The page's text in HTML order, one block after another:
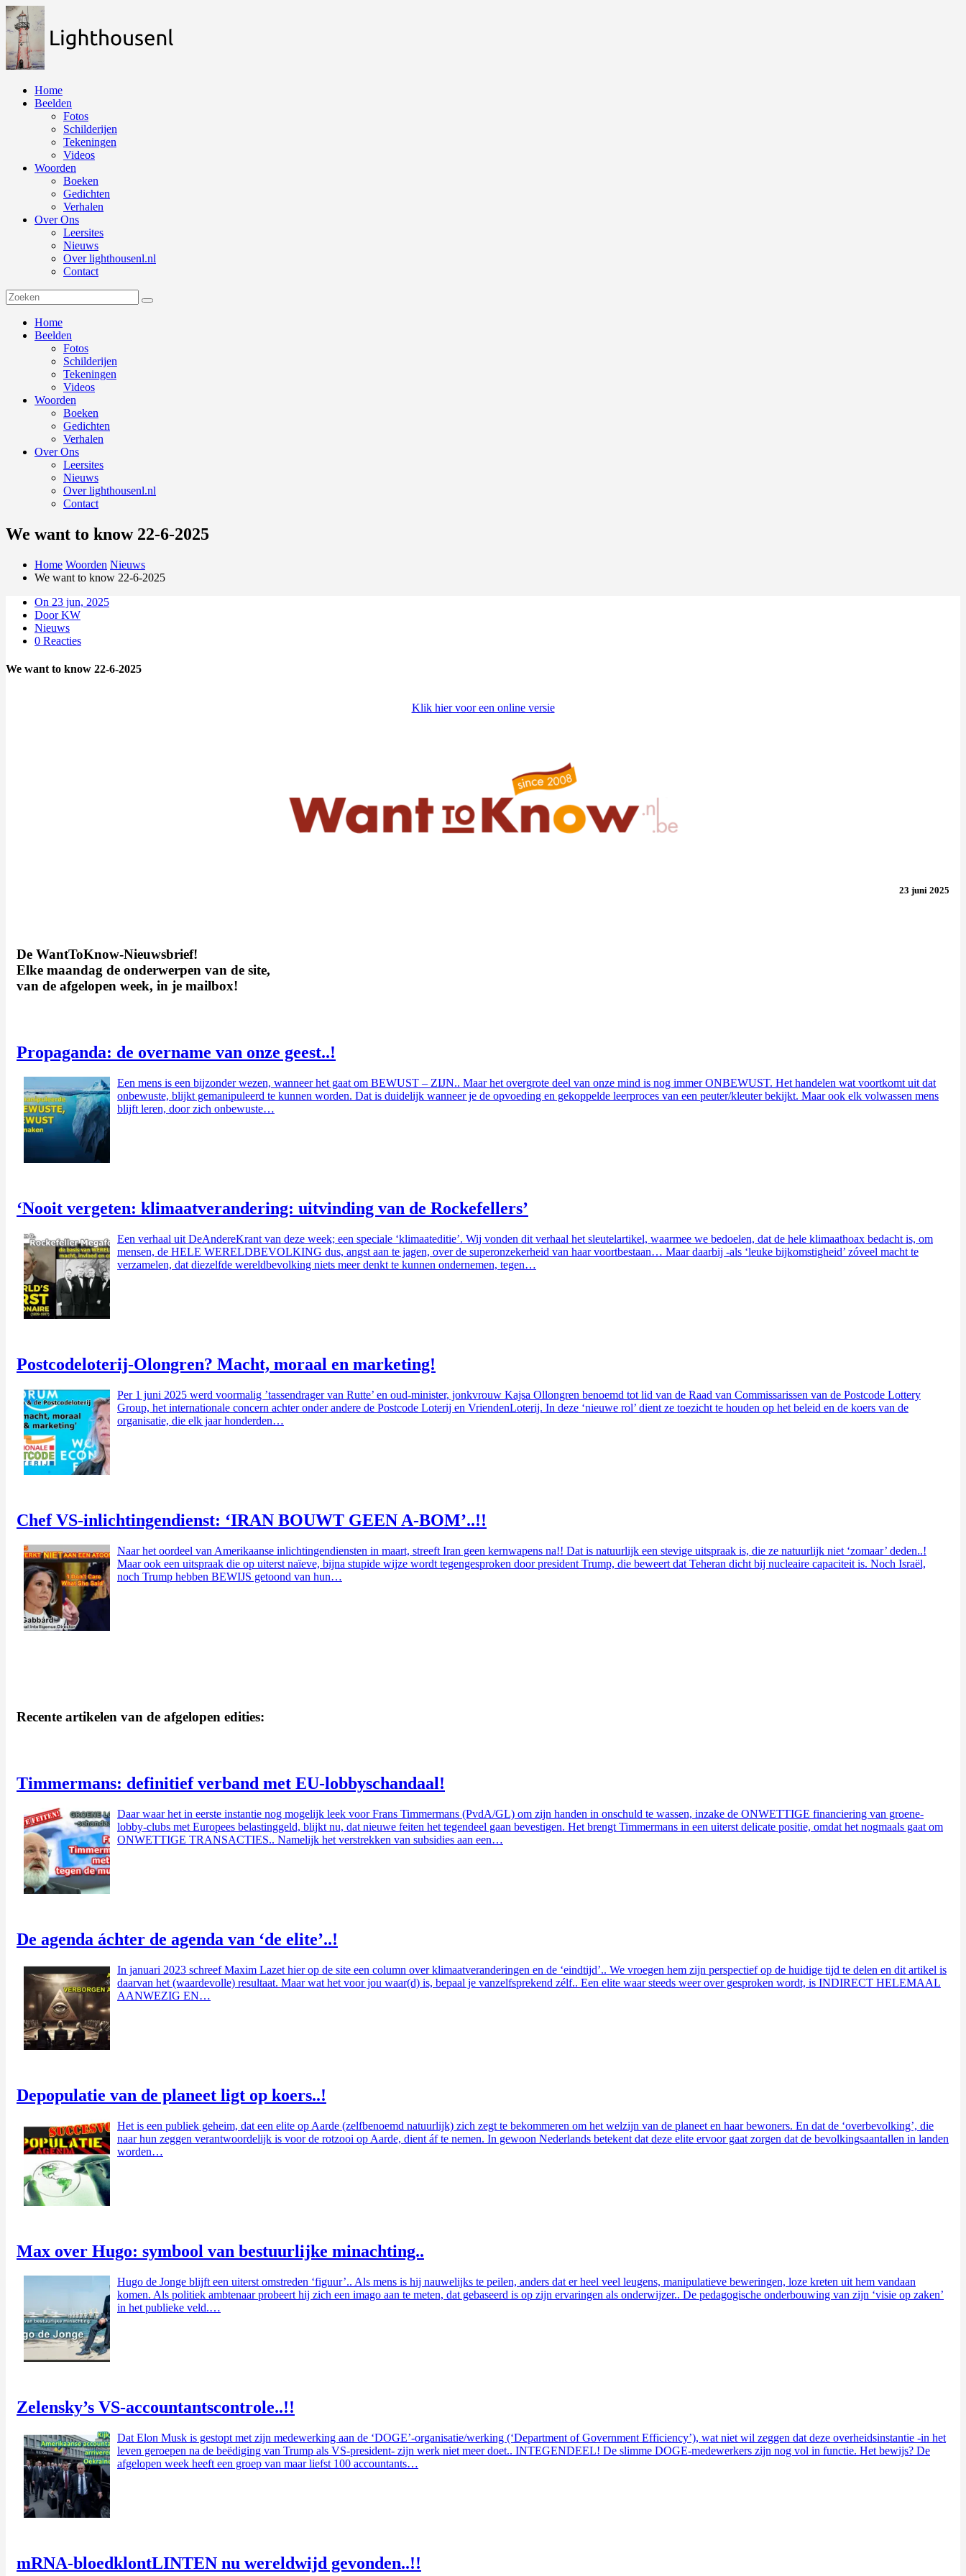
Naar
de
inhoud
springen
Home
Beelden
Fotos
Schilderijen
Tekeningen
Videos
Woorden
Boeken
Gedichten
Verhalen
Over Ons
Leersites
Nieuws
Over lighthousenl.nl
Contact
Home
Beelden
Fotos
Schilderijen
Tekeningen
Videos
Woorden
Boeken
Gedichten
Verhalen
Over Ons
Leersites
Nieuws
Over lighthousenl.nl
Contact
We want to know 22-6-2025
Home Woorden Nieuws
We want to know 22-6-2025
On 23 jun, 2025
Door KW
Nieuws
0 Reacties
We want to know 22-6-2025
Klik hier voor een online versie
23 juni 2025
De WantToKnow-Nieuwsbrief!
Elke maandag de onderwerpen van de site,
van de afgelopen week, in je mailbox!
Propaganda: de overname van onze geest..!
Een mens is een bijzonder wezen, wanneer het gaat om BEWUST – ZIJN.. Maar het overgrote deel van onze mind is nog immer ONBEWUST. Het handelen wat voortkomt uit dat
onbewuste, blijkt gemanipuleerd te kunnen worden. Dat is duidelijk wanneer je de opvoeding en gekoppelde leerproces van een peuter/kleuter bekijkt. Maar ook elk volwassen mens
blijft leren, door zich onbewuste…
‘Nooit vergeten: klimaatverandering: uitvinding van de Rockefellers’
Een verhaal uit DeAndereKrant van deze week; een speciale ‘klimaateditie’. Wij vonden dit verhaal het sleutelartikel, waarmee we bedoelen, dat de hele klimaathoax bedacht is, om
mensen, de HELE WERELDBEVOLKING dus, angst aan te jagen, over de superonzekerheid van haar voortbestaan… Maar daarbij -als ‘leuke bijkomstigheid’ zóveel macht te
verzamelen, dat diezelfde wereldbevolking niets meer denkt te kunnen ondernemen, tegen…
Postcodeloterij-Olongren? Macht, moraal en marketing!
Per 1 juni 2025 werd voormalig ’tassendrager van Rutte’ en oud-minister, jonkvrouw Kajsa Ollongren benoemd tot lid van de Raad van Commissarissen van de Postcode Lottery
Group, het internationale concern achter onder andere de Postcode Loterij en VriendenLoterij. In deze ‘nieuwe rol’ dient ze toezicht te houden op het beleid en de koers van de
organisatie, die elk jaar honderden…
Chef VS-inlichtingendienst: ‘IRAN BOUWT GEEN A-BOM’..!!
Naar het oordeel van Amerikaanse inlichtingendiensten in maart, streeft Iran geen kernwapens na!! Dat is natuurlijk een stevige uitspraak is, die ze natuurlijk niet ‘zomaar’ deden..!
Maar ook een uitspraak die op uiterst naïeve, bijna stupide wijze wordt tegengesproken door president Trump, die beweert dat Teheran dicht bij nucleaire capaciteit is. Noch Israël,
noch Trump hebben BEWIJS getoond van hun…
Recente artikelen van de afgelopen edities:
Timmermans: definitief verband met EU-lobbyschandaal!
Daar waar het in eerste instantie nog mogelijk leek voor Frans Timmermans (PvdA/GL) om zijn handen in onschuld te wassen, inzake de ONWETTIGE financiering van groene-
lobby-clubs met Europees belastinggeld, blijkt nu, dat nieuwe feiten het tegendeel gaan bevestigen. Het brengt Timmermans in een uiterst delicate positie, omdat het nogmaals gaat om
ONWETTIGE TRANSACTIES.. Namelijk het verstrekken van subsidies aan een…
De agenda áchter de agenda van ‘de elite’..!
In januari 2023 schreef Maxim Lazet hier op de site een column over klimaatveranderingen en de ‘eindtijd’.. We vroegen hem zijn perspectief op de huidige tijd te delen en dit artikel is
daarvan het (waardevolle) resultaat. Maar wat het voor jou waar(d) is, bepaal je vanzelfsprekend zélf.. Een elite waar steeds weer over gesproken wordt, is INDIRECT HELEMAAL
AANWEZIG EN…
Depopulatie van de planeet ligt op koers..!
Het is een publiek geheim, dat een elite op Aarde (zelfbenoemd natuurlijk) zich zegt te bekommeren om het welzijn van de planeet en haar bewoners. En dat de ‘overbevolking’, die
naar hun zeggen verantwoordelijk is voor de rotzooi op Aarde, dient áf te nemen. In gewoon Nederlands betekent dat deze elite ervoor gaat zorgen dat de bevolkingsaantallen in landen
worden…
Max over Hugo: symbool van bestuurlijke minachting..
Hugo de Jonge blijft een uiterst omstreden ‘figuur’.. Als mens is hij nauwelijks te peilen, anders dat er heel veel leugens, manipulatieve beweringen, loze kreten uit hem vandaan
komen. Als politiek ambtenaar probeert hij zich een imago aan te meten, dat gebaseerd is op zijn ervaringen als onderwijzer.. De pedagogische onderbouwing van zijn ‘visie op zaken’
in het publieke veld.…
Zelensky’s VS-accountantscontrole..!!
Dat Elon Musk is gestopt met zijn medewerking aan de ‘DOGE’-organisatie/werking (‘Department of Government Efficiency’), wat niet wil zeggen dat deze overheidsinstantie -in het
leven geroepen na de beëdiging van Trump als VS-president- zijn werk niet meer doet.. INTEGENDEEL! De slimme DOGE-medewerkers zijn nog vol in functie. Het bewijs? De
afgelopen week heeft een groep van maar liefst 100 accountants…
mRNA-bloedklontLINTEN nu wereldwijd gevonden..!!